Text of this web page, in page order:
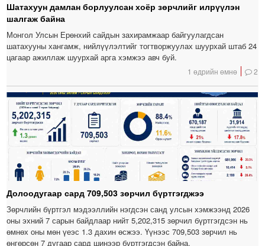
Шатахуун дамлан борлуулсан хоёр зөрчлийг илрүүлэн
шалгаж байна
Монгол Улсын Ерөнхий сайдын захирамжаар байгуулагдсан
шатахууны хангамж, нийлүүлэлтийг тогтворжуулах шуурхай штаб 24
цагаар ажиллаж шуурхай арга хэмжээ авч буй.
1 өдрийн өмнө 2
Долоодугаар сард 709,503 зөрчил бүртгэгджээ
Зөрчлийн бүртгэл мэдээллийн нэгдсэн санд улсын хэмжээнд 2026
оны эхний 7 сарын байдлаар нийт 5,202,315 зөрчил бүртгэгдсэн нь
өмнөх оны мөн үеэс 1.3 дахин өсжээ. Үүнээс 709,503 зөрчил нь
өнгөрсөн 7 дугаар сард шинээр бүртгэгдсэн байна.